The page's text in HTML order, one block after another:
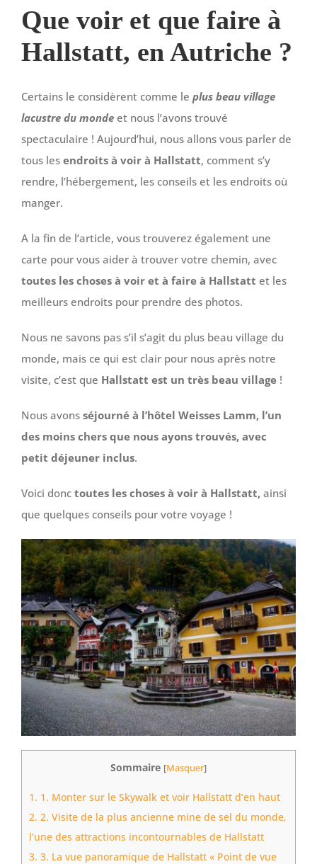
Que voir et que faire à
Hallstatt, en Autriche ?
Certains le considèrent comme le plus beau village
lacustre du mondeet nous l’avons trouvé
spectaculaire ! Aujourd’hui, nous allons vous parler de
tous les endroits à voir à Hallstatt, comment s’y
rendre, l’hébergement, les conseils et les endroits où
manger.
A la fin de l’article, vous trouverez également une
carte pour vous aider à trouver votre chemin, avec
toutes les choses à voir et à faire à Hallstatt et les
meilleurs endroits pour prendre des photos.
Nous ne savons pas s’il s’agit du plus beau village du
monde, mais ce qui est clair pour nous après notre
visite, c’est que Hallstatt est un très beau village !
Nous avons séjourné à l’hôtel Weisses Lamm, l’un
des moins chers que nous ayons trouvés, avec
petit déjeuner inclus.
Voici donctoutes les choses à voir à Hallstatt,ainsi
que quelques conseils pour votre voyage !
Sommaire [Masquer]
1. 1. Monter sur le Skywalk et voir Hallstatt d’en haut
2. 2. Visite de la plus ancienne mine de sel du monde,
l’une des attractions incontournables de Hallstatt
3. 3. La vue panoramique de Hallstatt « Point de vue